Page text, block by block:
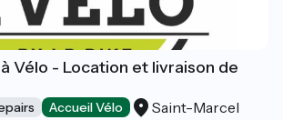
à Vélo - Location et livraison de
Accueil Vélo Saint-Marcel